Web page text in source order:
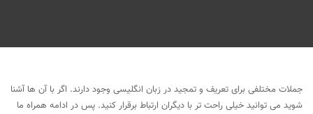
جملات مختلفی برای تعریف و تمجید در زبان انگلیسی وجود دارند. اگر با آن ها آشنا
شوید می توانید خیلی راحت تر با دیگران ارتباط برقرار کنید. پس در ادامه همراه ما